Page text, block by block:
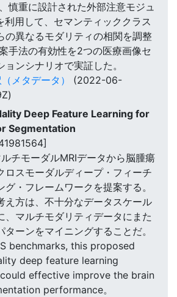
慎重に設計された外部注意モジュ
利用して、セマンティッククラス
の異なるモダリティの相関を調整
手法の有効性を2つの医療画像セ
ョンシナリオで実証した。
メタデータ）
(2022-06-
Deep Feature Learning for
Segmentation
チモーダルMRIデータから脳腫瘍
ロスモーダルディープ・フィーチ
グ・フレームワークを提案する。
え方は、不十分なデータスケール
、マルチモダリティデータにまた
ターンをマイニングすることだ。
benchmarks, this proposed
deep feature learning
effective improve the brain
performance。